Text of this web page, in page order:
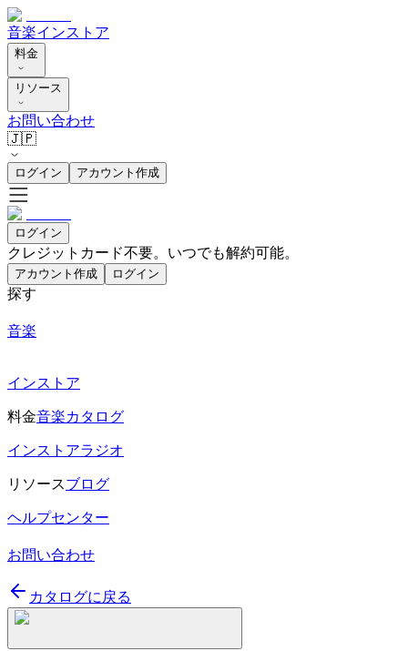
音楽インストア
料金
リソース
お問い合わせ
🇯🇵
ログイン アカウント作成
ログイン
クレジットカード不要。いつでも解約可能。
アカウント作成 ログイン
探す
音楽
インストア
料金音楽カタログ
インストアラジオ
リソースブログ
ヘルプセンター
お問い合わせ
カタログに戻る